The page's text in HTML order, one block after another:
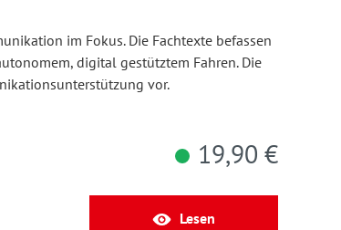
im Fokus. Die Fachtexte befassen
digital gestütztem Fahren. Die
vor.
19,90 €
Lesen